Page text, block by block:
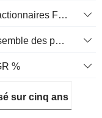
Flux de trésorerie libre pour les actionnaires FCFE, CAGR sur 3 ans
Flux de trésorerie libre pour l’ensemble des pourvoyeurs de fonds (créanciers et actionnaires) FCFF, CAGR sur 3 ans
%
sur cinq ans